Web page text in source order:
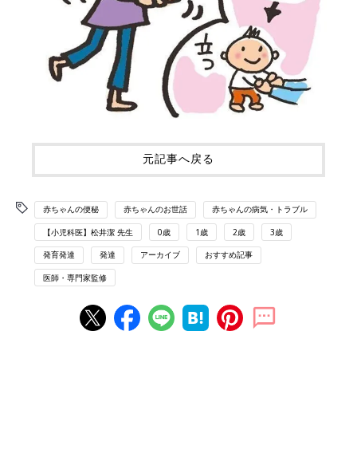
元記事へ戻る
赤ちゃんの便秘 赤ちゃんのお世話 赤ちゃんの病気・トラブル
【小児科医】松井潔 先生 0歳 1歳 2歳 3歳
発育発達 発達 アーカイブ おすすめ記事
医師・専門家監修